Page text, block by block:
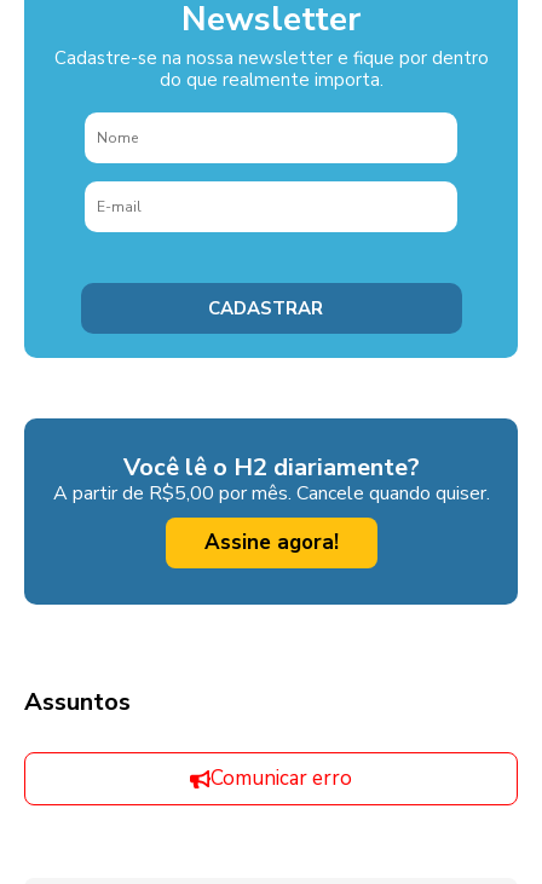
Newsletter
Cadastre-se na nossa newsletter e fique por dentro
do que realmente importa.
Você lê o H2 diariamente?
A partir de R$5,00 por mês. Cancele quando quiser.
Assine agora!
Assuntos
Comunicar erro